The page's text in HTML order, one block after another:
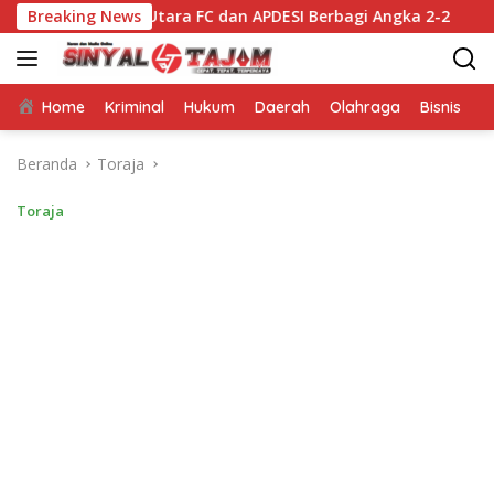
Langsung
ke
konten
Breaking News
Utara FC dan APDESI Berbagi Angka 2-2 Mappatabe
Home Kriminal Hukum Daerah Olahraga Bisnis
Beranda Toraja
Toraja